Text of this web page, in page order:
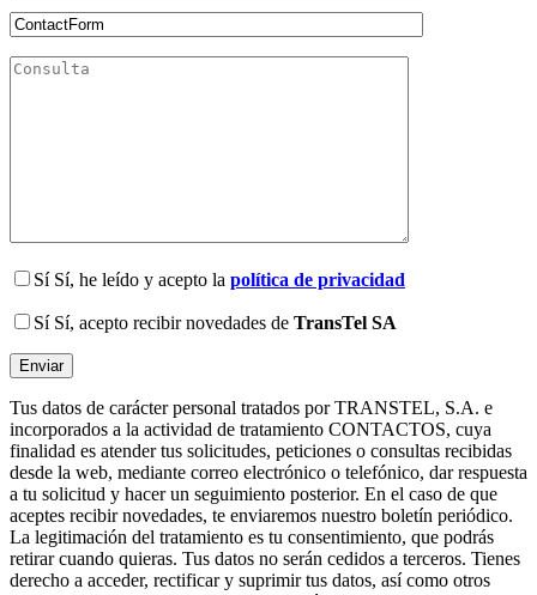
SíSí, he leído y acepto la política de privacidad
SíSí, acepto recibir novedades de TransTel SA
Tus datos de carácter personal tratados por TRANSTEL, S.A. e
incorporados a la actividad de tratamiento CONTACTOS, cuya
finalidad es atender tus solicitudes, peticiones o consultas recibidas
desde la web, mediante correo electrónico o telefónico, dar respuesta
a tu solicitud y hacer un seguimiento posterior. En el caso de que
aceptes recibir novedades, te enviaremos nuestro boletín periódico.
La legitimación del tratamiento es tu consentimiento, que podrás
retirar cuando quieras. Tus datos no serán cedidos a terceros. Tienes
derecho a acceder, rectificar y suprimir tus datos, así como otros